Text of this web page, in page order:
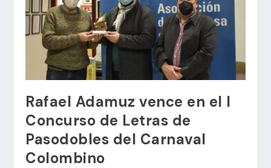
Rafael Adamuz vence en el I
Concurso de Letras de
Pasodobles del Carnaval
Colombino